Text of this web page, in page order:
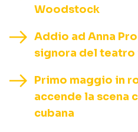
Woodstock
Addio ad Anna
signora del teatro
Primo maggio in
accende la scena
cubana